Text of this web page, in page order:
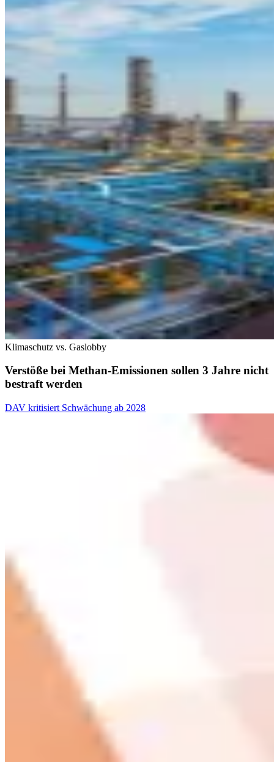
Klimaschutz vs. Gaslobby
Verstöße bei Methan-Emissionen sollen 3 Jahre nicht
bestraft werden
DAV kritisiert Schwächung ab 2028